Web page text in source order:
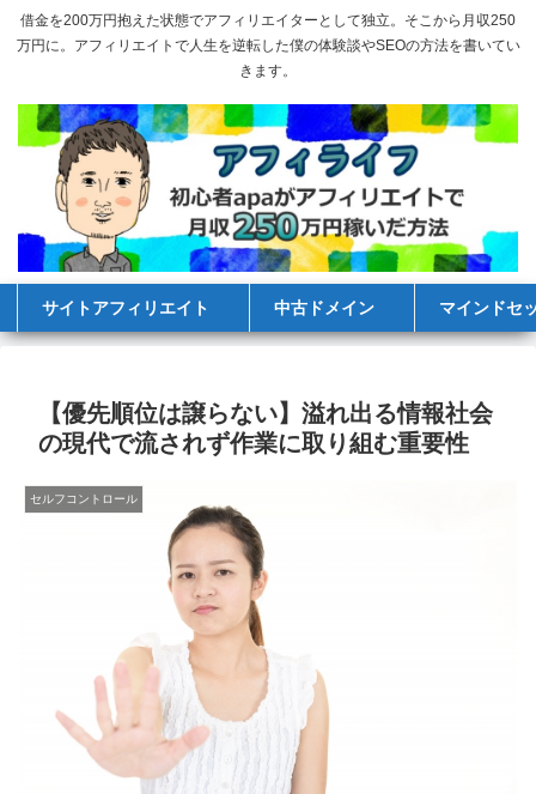
借金を200万円抱えた状態でアフィリエイターとして独立。そこから月収250
万円に。アフィリエイトで人生を逆転した僕の体験談やSEOの方法を書いてい
きます。
サイトアフィリエイト 中古ドメイン マインドセ
【優先順位は譲らない】溢れ出る情報社会
の現代で流されず作業に取り組む重要性
セルフコントロール